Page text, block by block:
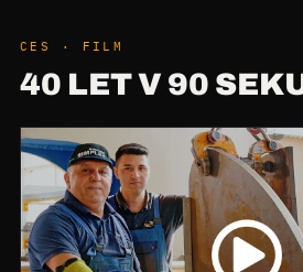
CES · FILM
40 LET V 90